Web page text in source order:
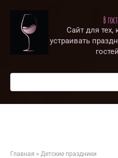
контенту
В
Сайт для
устраивать
Поиск:
Главная » Детские праздники